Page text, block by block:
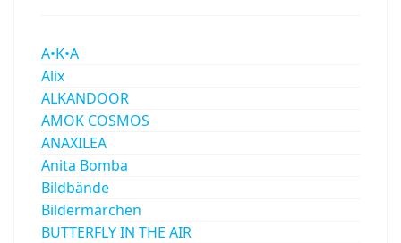
A•K•A
Alix
ALKANDOOR
AMOK COSMOS
ANAXILEA
Anita Bomba
Bildbände
Bildermärchen
BUTTERFLY IN THE AIR